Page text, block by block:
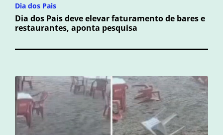
Dia dos Pais
Dia dos Pais deve elevar faturamento de bares e
restaurantes, aponta pesquisa